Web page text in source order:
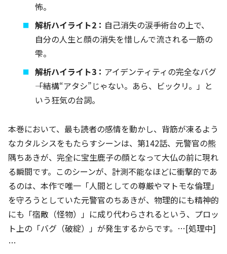
怖。
解析ハイライト2： 自己消失の涙――手術台の上で、
自分の人生と顔の消失を惜しんで流される一筋の
雫。
解析ハイライト3： アイデンティティの完全なバグ
――「結構“アタシ”じゃない。あら、ビックリ。」と
いう狂気の台詞。
本巻において、最も読者の感情を動かし、背筋が凍るよう
なカタルシスをもたらすシーンは、第142話、元警官の熊
隅ちあきが、完全に宝生鹿子の顔となって大仏の前に現れ
る瞬間です。このシーンが、計測不能なほどに衝撃的であ
るのは、本作で唯一「人間としての尊厳やマトモな倫理」
を守ろうとしていた元警官のちあきが、物理的にも精神的
にも「宿敵（怪物）」に成り代わらされるという、プロッ
ト上の「バグ（破綻）」が発生するからです。…[処理中]
…